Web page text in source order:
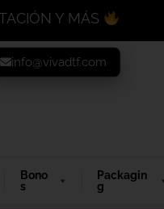
Y MÁS
info@vivadtf.com
Bono
s
Packagin
g